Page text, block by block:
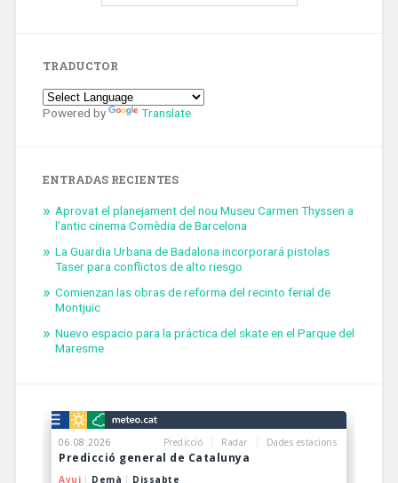
TRADUCTOR
Powered by Translate
ENTRADAS RECIENTES
Aprovat el planejament del nou Museu Carmen Thyssen a
l’antic cinema Comèdia de Barcelona
La Guardia Urbana de Badalona incorporará pistolas
Taser para conflictos de alto riesgo
Comienzan las obras de reforma del recinto ferial de
Montjuïc
Nuevo espacio para la práctica del skate en el Parque del
Maresme